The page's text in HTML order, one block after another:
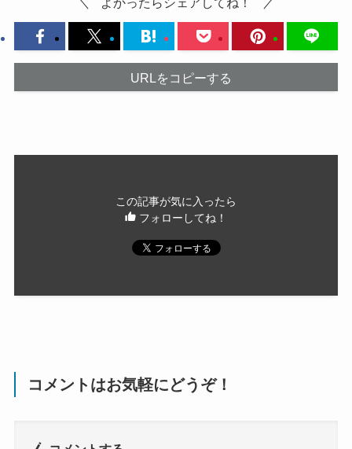
この記事が気に入ったら
フォローしてね！
URLをコピーする
コメントはお気軽にどうぞ！